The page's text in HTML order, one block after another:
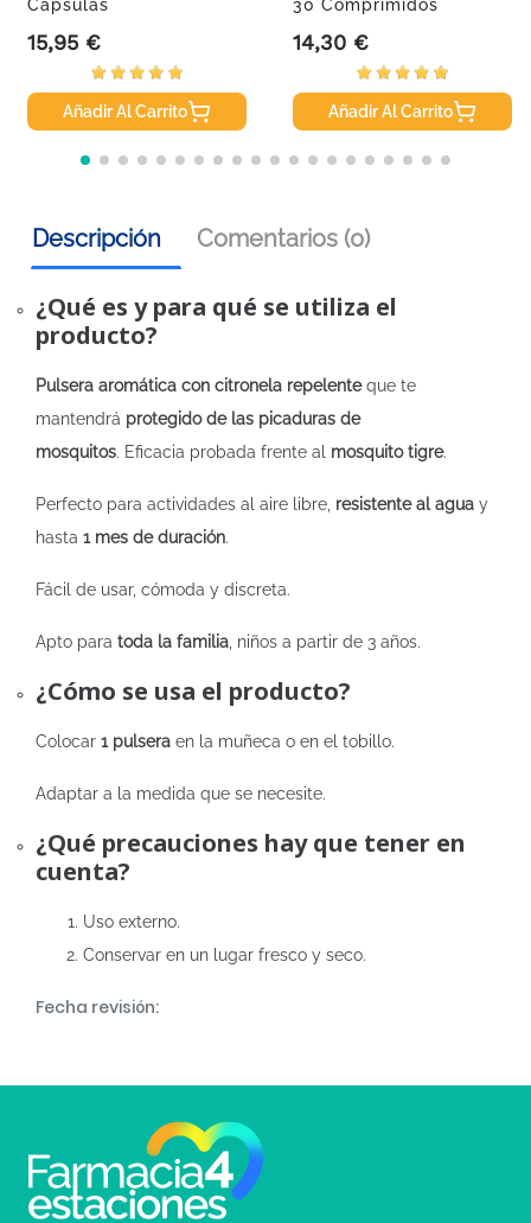
Capsulas
Precio
15,95 €
Añadir Al Carrito
30 Comprimidos
Precio
14,30 €
Añadir Al Carrito
Descripción Comentarios (0)
¿Qué es y para qué se utiliza el
producto?
Pulsera aromática con citronela repelenteque te
mantendrá protegido de las picaduras de
mosquitos. Eficacia probada frente al mosquito tigre.
Perfecto para actividades al aire libre, resistente al agua y
hasta 1 mes de duración.
Fácil de usar, cómoda y discreta.
Apto para toda la familia , niños a partir de 3 años.
¿Cómo se usa el producto?
Colocar 1 pulsera en la muñeca o en el tobillo.
Adaptar a la medida que se necesite.
¿Qué precauciones hay que tener en
cuenta?
Uso externo.
Conservar en un lugar fresco y seco.
Fecha revisión: